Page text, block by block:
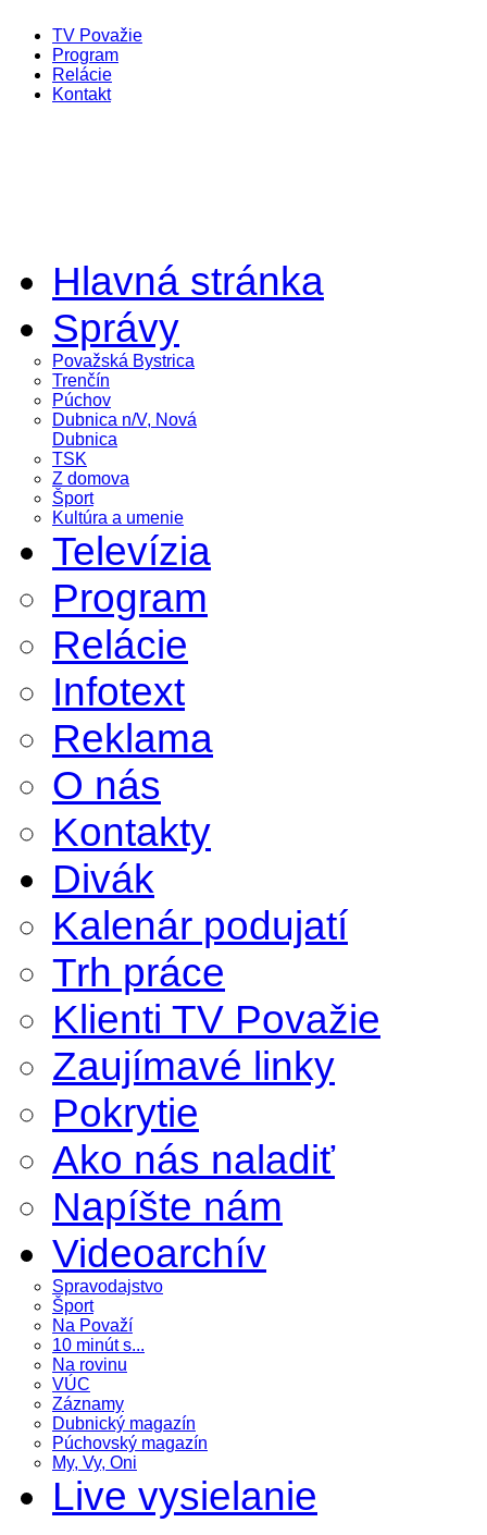
TV Považie
Program
Relácie
Kontakt
Hlavná stránka
Správy
Považská Bystrica
Trenčín
Púchov
Dubnica n/V, Nová
Dubnica
TSK
Z domova
Šport
Kultúra a umenie
Televízia
Program
Relácie
Infotext
Reklama
O nás
Kontakty
Divák
Kalenár podujatí
Trh práce
Klienti TV Považie
Zaujímavé linky
Pokrytie
Ako nás naladiť
Napíšte nám
Videoarchív
Spravodajstvo
Šport
Na Považí
10 minút s...
Na rovinu
VÚC
Záznamy
Dubnický magazín
Púchovský magazín
My, Vy, Oni
Live vysielanie